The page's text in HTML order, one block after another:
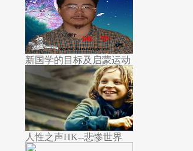
新国学的目标及启蒙运动
人性之声HK--悲惨世界